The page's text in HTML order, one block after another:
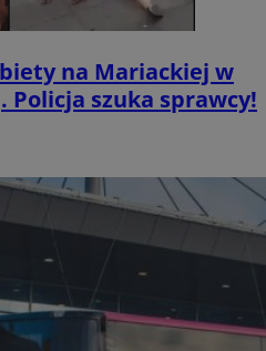
na Mariackiej w
Policja szuka sprawcy!